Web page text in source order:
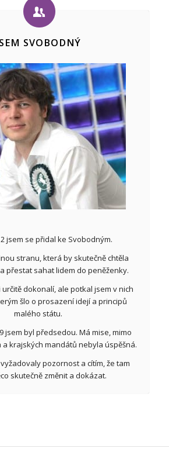
SVOBODNÝ
jsem se přidal ke Svobodným.
stranu, která by skutečně chtěla
přestat sahat lidem do peněženky.
dokonalí, ale potkal jsem v nich
šlo o prosazení idejí a principů
malého státu.
jsem byl předsedou. Má mise, mimo
a krajských mandátů nebyla úspěšná.
pozornost a cítím, že tam
skutečně změnit a dokázat.